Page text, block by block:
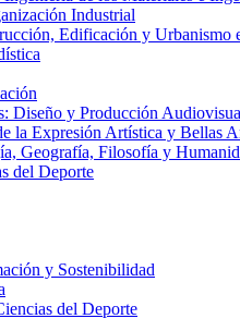
Industrial
Edificación y Urbanismo
Diseño y Producción
la Expresión Artística y Bellas
Geografía, Filosofía y
del Deporte
y Sostenibilidad
del Deporte